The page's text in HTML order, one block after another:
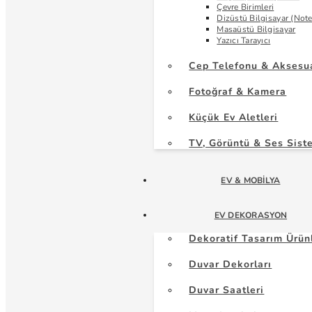
Çevre Birimleri
Dizüstü Bilgisayar
Masaüstü Bilgisayar
Yazıcı Tarayıcı
Cep Telefonu &
Fotoğraf & Kamera
Küçük Ev Aletleri
TV, Görüntü & Ses
EV & MOBILYA
EV DEKORASYON
Dekoratif Tasarım
Duvar Dekorları
Duvar Saatleri